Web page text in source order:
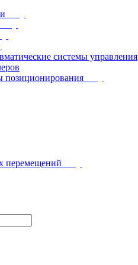
системы управления
позиционирования
перемещений